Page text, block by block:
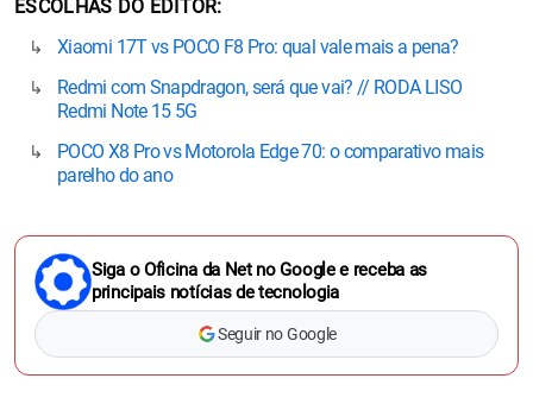
ESCOLHAS DO EDITOR
Xiaomi 17T vs POCO F8 Pro: qual vale mais a pena?
Redmi com Snapdragon, será que vai? // RODA LISO
Redmi Note 15 5G
POCO X8 Pro vs Motorola Edge 70: o comparativo mais
parelho do ano
Siga o Oficina da Net no Google e receba as
principais notícias de tecnologia
Seguir no Google